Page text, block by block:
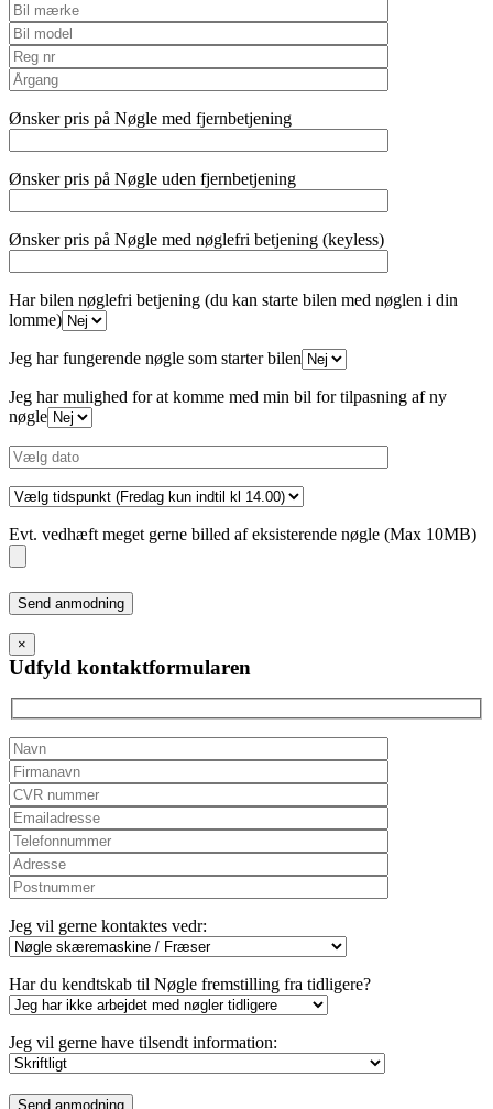
Ønsker pris på Nøgle med fjernbetjening
Ønsker pris på Nøgle uden fjernbetjening
Ønsker pris på Nøgle med nøglefri betjening (keyless)
Har bilen nøglefri betjening (du kan starte bilen med nøglen i din
lomme)
Jeg har fungerende nøgle som starter bilen
Jeg har mulighed for at komme med min bil for tilpasning af ny
nøgle
Evt. vedhæft meget gerne billed af eksisterende nøgle (Max 10MB)
Please
leave
this
field
empty.
×
Udfyld kontaktformularen
Jeg vil gerne kontaktes vedr:
Har du kendtskab til Nøgle fremstilling fra tidligere?
Jeg vil gerne have tilsendt information:
Please